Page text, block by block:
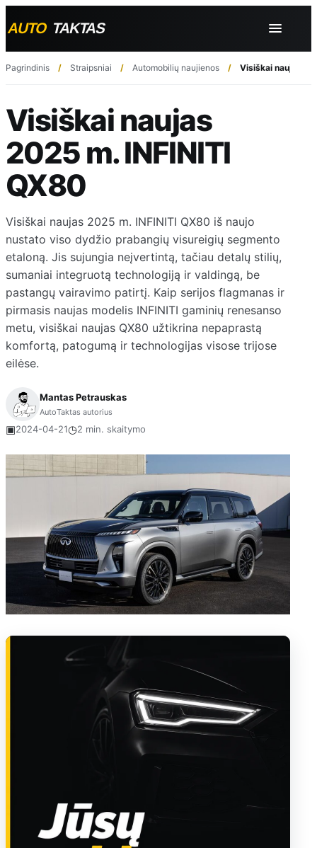
Pagrindinis Straipsniai Automobilių naujienos Visiškai naujas
Visiškai naujas
2025 m. INFINITI
QX80
Visiškai naujas 2025 m. INFINITI QX80 iš naujo
nustato viso dydžio prabangių visureigių segmento
etaloną. Jis sujungia neįvertintą, tačiau detalų stilių,
sumaniai integruotą technologiją ir valdingą, be
pastangų vairavimo patirtį. Kaip serijos flagmanas ir
pirmasis naujas modelis INFINITI gaminių renesanso
metu, visiškai naujas QX80 užtikrina nepaprastą
komfortą, patogumą ir technologijas visose trijose
eilėse.
Mantas Petrauskas
AutoTaktas autorius
▣2024-04-21◷2 min. skaitymo